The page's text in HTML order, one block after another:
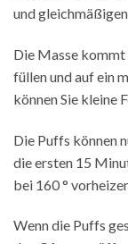
und
Die Masse
füllen und auf ein
können Sie kleine
Die Puffs können
die ersten 15
bei 160 °
Wenn die Puffs